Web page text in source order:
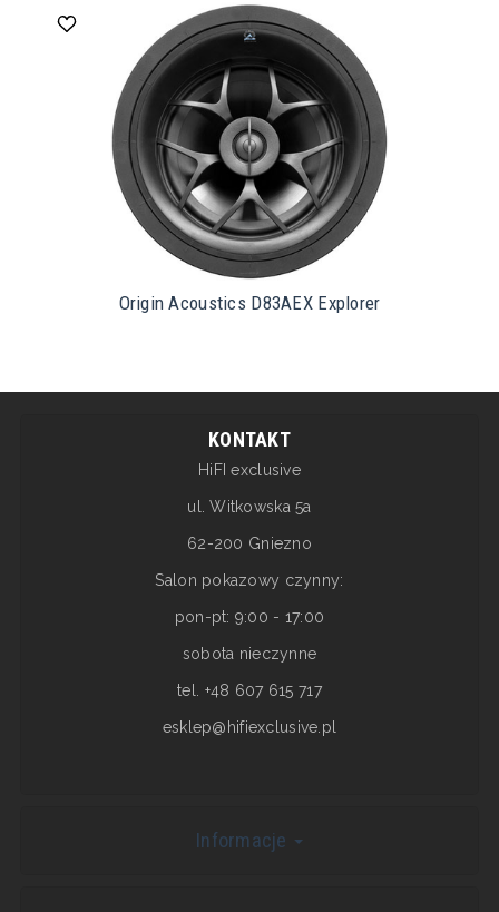
Origin Acoustics D83AEX Explorer
KONTAKT
HiFI exclusive
ul. Witkowska 5a
62-200 Gniezno
Salon pokazowy czynny:
pon-pt: 9:00 - 17:00
sobota nieczynne
tel. +48 607 615 717
esklep@hifiexclusive.pl
Informacje